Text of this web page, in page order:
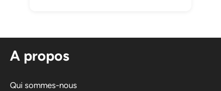
A propos
Qui sommes-nous